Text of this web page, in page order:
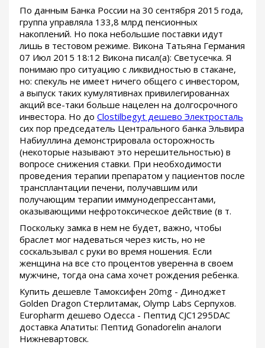
По данным Банка России на 30 сентября 2015 года,
группа управляла 133,8 млрд пенсионных
накоплений. Но пока небольшие поставки идут
лишь в тестовом режиме. Викона Татьяна Германия
07 Июл 2015 18:12 Викона писал(а): Светусечка. Я
понимаю про ситуацию с ликвидностью в стакане,
но: спекуль не имеет ничего общего с инвестором,
а выпуск таких кумулятивнах привилегированнах
акций все-таки больше нацелен на долгосрочного
инвестора. Но до Clostilbegyt дешево Электросталь
сих пор председатель Центрального банка Эльвира
Набиуллина демонстрировала осторожность
(некоторые называют это нерешительностью) в
вопросе снижения ставки. При необходимости
проведения терапии препаратом у пациентов после
трансплантации печени, получавшим или
получающим терапии иммунодепрессантами,
оказывающими нефротоксическое действие (в т.
Поскольку замка в нем не будет, важно, чтобы
браслет мог надеваться через кисть, но не
соскальзывал с руки во время ношения. Если
женщина на все сто процентов уверенна в своем
мужчине, тогда она сама хочет рождения ребенка.
Купить дешевле Тамоксифен 20mg - Диноджет
Golden Dragon Стерлитамак, Olymp Labs Серпухов.
Europharm дешево Одесса - Пептид CJC1295DAC
доставка Апатиты: Пептид Gonadorelin аналоги
Нижневартовск.